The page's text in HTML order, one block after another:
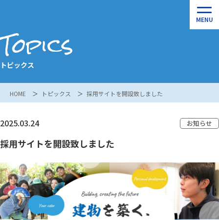
Topics
トピックス
HOME トピックス 採用サイトを開設致しました
2025.03.24 お知らせ
採用サイトを開設致しました